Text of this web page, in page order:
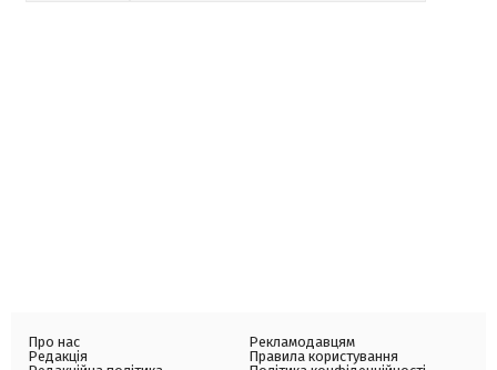
Про нас
Редакція
Рекламодавцям
Правила користування